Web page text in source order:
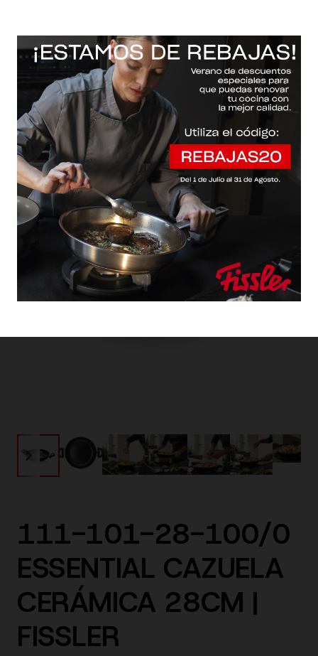
Inicio / Fissler Web / Sartenes Essential®
111-101-28-100/0
ESSENTIAL CAZUELA
CERÁMICA 28CM |
FISSLER